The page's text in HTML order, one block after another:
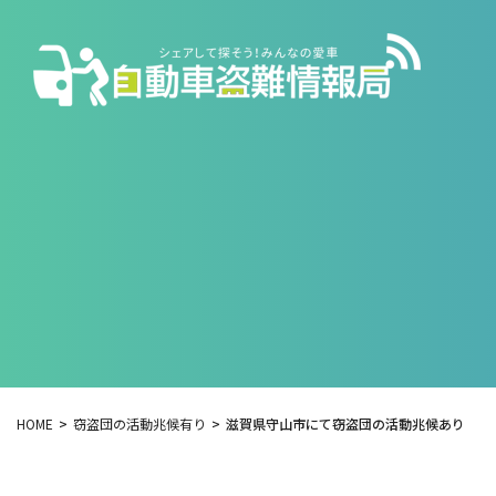
HOME 窃盗団の活動兆候有り 滋賀県守山市にて窃盗団の活動兆候あり